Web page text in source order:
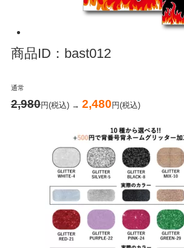
商品ID：bast012
通常
2,980円(税込) → 2,480 円(税込)